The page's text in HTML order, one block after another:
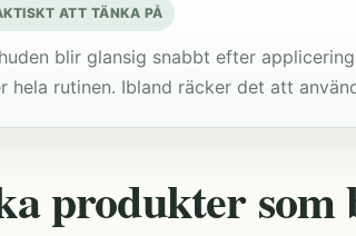
ATT TÄNKA PÅ
blir glansig snabbt efter
hela rutinen. Ibland räcker det att
produkter som